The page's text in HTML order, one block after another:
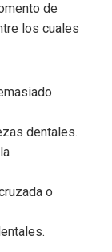
de
los cuales
dentales.
o